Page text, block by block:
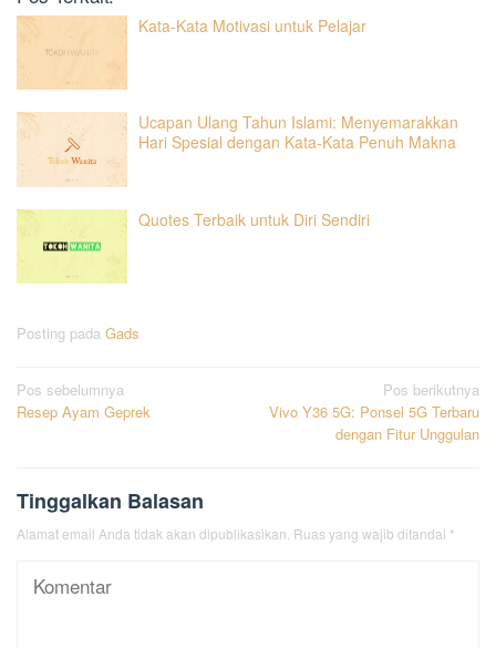
Kata-Kata Motivasi untuk Pelajar
Ucapan Ulang Tahun Islami: Menyemarakkan
Hari Spesial dengan Kata-Kata Penuh Makna
Quotes Terbaik untuk Diri Sendiri
Posting pada Gads
Navigasi
pos
Pos sebelumnya
Resep Ayam Geprek
Pos berikutnya
Vivo Y36 5G: Ponsel 5G Terbaru
dengan Fitur Unggulan
Tinggalkan Balasan
Alamat email Anda tidak akan dipublikasikan. Ruas yang wajib ditandai *